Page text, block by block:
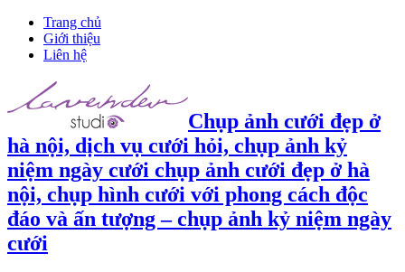
Trang chủ
Giới thiệu
Liên hệ
Chụp ảnh cưới đẹp ở
hà nội, dịch vụ cưới hỏi, chụp ảnh kỷ
niệm ngày cưới chụp ảnh cưới đẹp ở hà
nội, chụp hình cưới với phong cách độc
đáo và ấn tượng – chụp ảnh kỷ niệm ngày
cưới